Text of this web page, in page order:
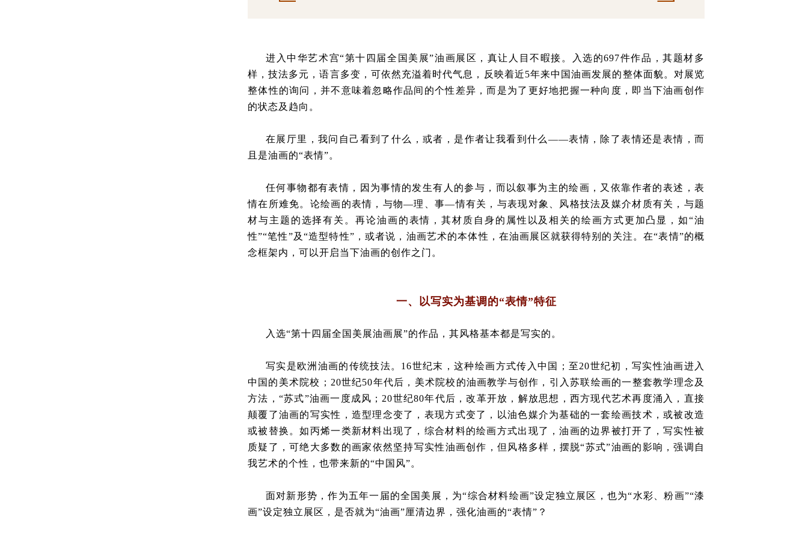
进入中华艺术宫“第十四届全国美展”油画展区，真让人目不暇接。入选的697件作品，其题材多
样，技法多元，语言多变，可依然充溢着时代气息，反映着近5年来中国油画发展的整体面貌。对展览
整体性的询问，并不意味着忽略作品间的个性差异，而是为了更好地把握一种向度，即当下油画创作
的状态及趋向。
在展厅里，我问自己看到了什么，或者，是作者让我看到什么——表情，除了表情还是表情，而
且是油画的“表情”。
任何事物都有表情，因为事情的发生有人的参与，而以叙事为主的绘画，又依靠作者的表述，表
情在所难免。论绘画的表情，与物—理、事—情有关，与表现对象、风格技法及媒介材质有关，与题
材与主题的选择有关。再论油画的表情，其材质自身的属性以及相关的绘画方式更加凸显，如“油
性”“笔性”及“造型特性”，或者说，油画艺术的本体性，在油画展区就获得特别的关注。在“表情”的概
念框架内，可以开启当下油画的创作之门。
一、以写实为基调的“表情”特征
入选“第十四届全国美展油画展”的作品，其风格基本都是写实的。
写实是欧洲油画的传统技法。16世纪末，这种绘画方式传入中国；至20世纪初，写实性油画进入
中国的美术院校；20世纪50年代后，美术院校的油画教学与创作，引入苏联绘画的一整套教学理念及
方法，“苏式”油画一度成风；20世纪80年代后，改革开放，解放思想，西方现代艺术再度涌入，直接
颠覆了油画的写实性，造型理念变了，表现方式变了，以油色媒介为基础的一套绘画技术，或被改造
或被替换。如丙烯一类新材料出现了，综合材料的绘画方式出现了，油画的边界被打开了，写实性被
质疑了，可绝大多数的画家依然坚持写实性油画创作，但风格多样，摆脱“苏式”油画的影响，强调自
我艺术的个性，也带来新的“中国风”。
面对新形势，作为五年一届的全国美展，为“综合材料绘画”设定独立展区，也为“水彩、粉画”“漆
画”设定独立展区，是否就为“油画”厘清边界，强化油画的“表情”？